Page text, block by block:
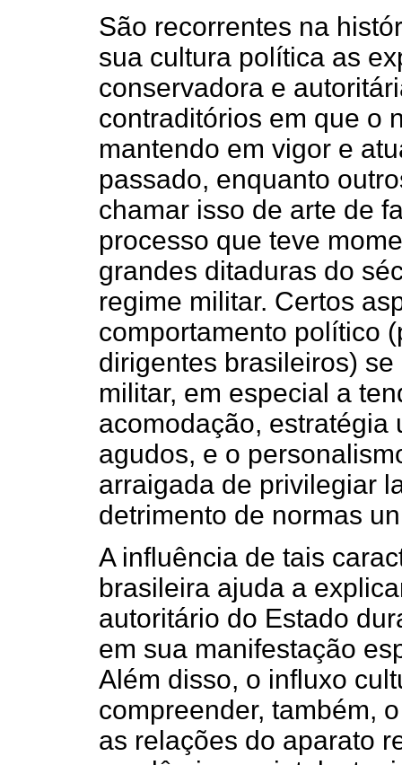
São recorrentes na
sua cultura política as
conservadora e
contraditórios em que o
mantendo em vigor e
passado, enquanto
chamar isso de arte de
processo que teve
grandes ditaduras do
regime militar. Certos
comportamento político
dirigentes brasileiros)
militar, em especial a
acomodação, estratégia
agudos, e o
arraigada de privilegiar
detrimento de normas
A influência de tais
brasileira ajuda a
autoritário do Estado
em sua manifestação
Além disso, o influxo
compreender, também,
as relações do aparato